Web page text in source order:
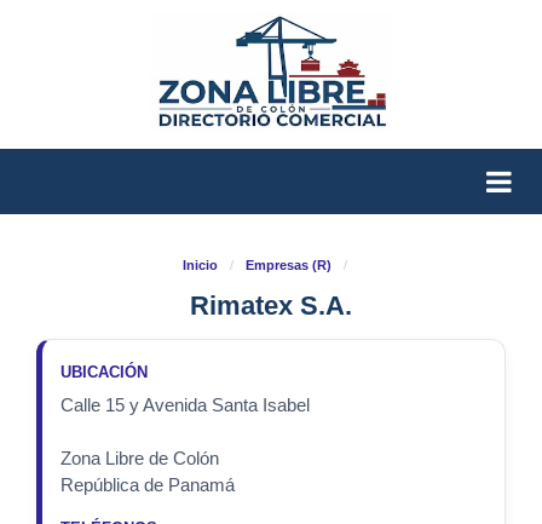
Inicio / Empresas (R) /
Rimatex S.A.
UBICACIÓN
Calle 15 y Avenida Santa Isabel
Zona Libre de Colón
República de Panamá